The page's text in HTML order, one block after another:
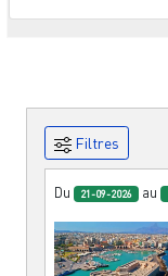
Filtres
Du 21-09-2026 au